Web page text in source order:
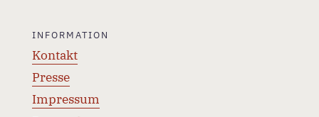
INFORMATION
Kontakt
Presse
Impressum